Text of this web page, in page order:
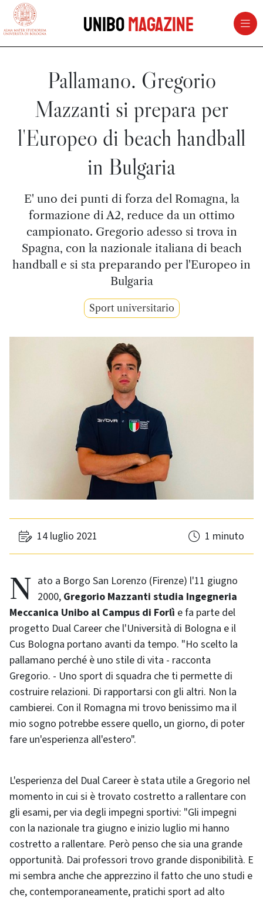
vai al contenuto della pagina
UniboMagazine
Pallamano. Gregorio
Mazzanti si prepara per
l'Europeo di beach handball
in Bulgaria
E' uno dei punti di forza del Romagna, la
formazione di A2, reduce da un ottimo
campionato. Gregorio adesso si trova in
Spagna, con la nazionale italiana di beach
handball e si sta preparando per l'Europeo in
Bulgaria
Sport universitario
14 luglio 2021 1 minuto
Nato a Borgo San Lorenzo (Firenze) l'11 giugno 2000, Gregorio Mazzanti studia Ingegneria
Meccanica Unibo al Campus di Forlì e fa parte del
progetto Dual Career che l'Università di Bologna e il
Cus Bologna portano avanti da tempo. "Ho scelto la
pallamano perché è uno stile di vita - racconta
Gregorio. - Uno sport di squadra che ti permette di
costruire relazioni. Di rapportarsi con gli altri. Non la
cambierei. Con il Romagna mi trovo benissimo ma il
mio sogno potrebbe essere quello, un giorno, di poter
fare un'esperienza all'estero".
L'esperienza del Dual Career è stata utile a Gregorio nel
momento in cui si è trovato costretto a rallentare con
gli esami, per via degli impegni sportivi: "Gli impegni
con la nazionale tra giugno e inizio luglio mi hanno
costretto a rallentare. Però penso che sia una grande
opportunità. Dai professori trovo grande disponibilità. E
mi sembra anche che apprezzino il fatto che uno studi e
che, contemporaneamente, pratichi sport ad alto